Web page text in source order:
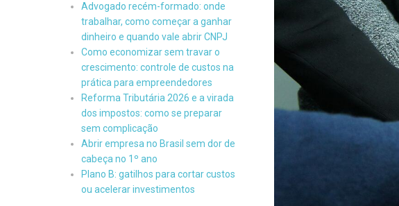
Advogado recém-formado: onde
trabalhar, como começar a ganhar
dinheiro e quando vale abrir CNPJ
Como economizar sem travar o
crescimento: controle de custos na
prática para empreendedores
Reforma Tributária 2026 e a virada
dos impostos: como se preparar
sem complicação
Abrir empresa no Brasil sem dor de
cabeça no 1º ano
Plano B: gatilhos para cortar custos
ou acelerar investimentos